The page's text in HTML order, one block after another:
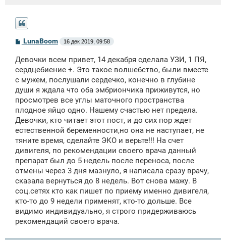
С
б
щ
е
н
и
LunaBoom 16 дек 2019, 09:58
Девочки всем привет, 14 декабря сделала УЗИ, 1 ПЯ,
сердцебиение +. Это такое волшебство, были вместе
с мужем, послушали сердечко, конечно в глубине
души я ждала что оба эмбриончика приживутся, но
просмотрев все углы маточного пространства
плодное яйцо одно. Нашему счастью нет предела.
Девочки, кто читает этот пост, и до сих пор ждет
естественной беременности,но она не наступает, не
тяните время, сделайте ЭКО и верьте!!! На счет
дивигеля, по рекомендации своего врача данный
препарат был до 5 недель после переноса, после
отмены через 3 дня мазнуло, я написала сразу врачу,
сказала вернуться до 8 недель. Вот снова мажу. В
соц.сетях кто как пишет по приему именно дивигеля,
кто-то до 9 недели применят, кто-то дольше. Все
видимо индивидуально, я строго придерживаюсь
рекомендаций своего врача.